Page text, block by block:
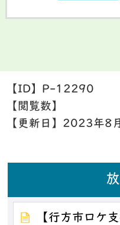
【ID】 P-12290
【閲覧数】
【更新日】 2023年8
【行方市ロケ